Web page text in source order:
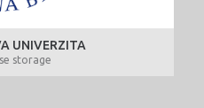
UNIVERZITA
storage